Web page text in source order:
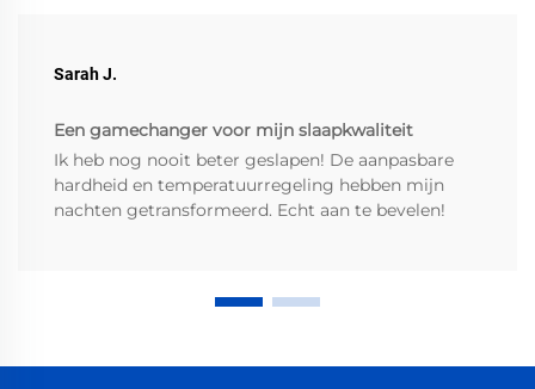
Sarah J.
Een gamechanger voor mijn slaapkwaliteit
Ik heb nog nooit beter geslapen! De aanpasbare
hardheid en temperatuurregeling hebben mijn
nachten getransformeerd. Echt aan te bevelen!